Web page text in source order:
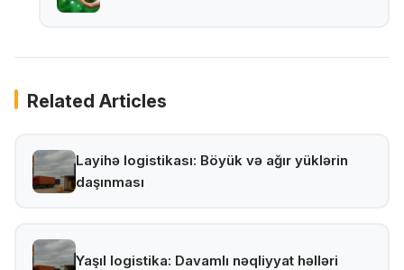
Related Articles
Layihə logistikası: Böyük və ağır yüklərin
daşınması
Yaşıl logistika: Davamlı nəqliyyat həlləri